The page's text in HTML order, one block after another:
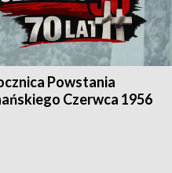
Powstania
Czerwca 1956